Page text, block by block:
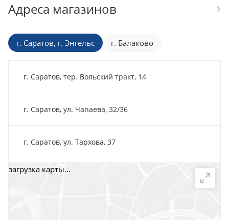
Адреса магазинов
г. Саратов, г. Энгельс г. Балаково
г. Саратов, тер. Вольский тракт, 14
г. Саратов, ул. Чапаева, 32/36
г. Саратов, ул. Тархова, 37
г. Саратов, пр-т. 50 лет Октября, 118Д, помещ. 15
загрузка карты...